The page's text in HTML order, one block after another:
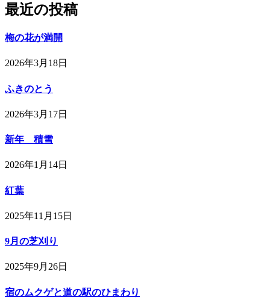
最近の投稿
梅の花が満開
2026年3月18日
ふきのとう
2026年3月17日
新年 積雪
2026年1月14日
紅葉
2025年11月15日
9月の芝刈り
2025年9月26日
宿のムクゲと道の駅のひまわり